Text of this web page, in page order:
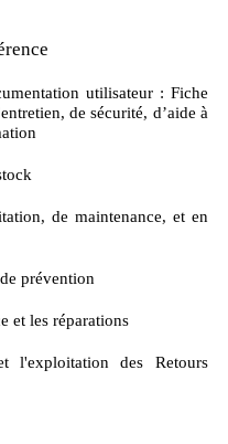
utilisateur : Fiche
de sécurité, d’aide à
de maintenance, et en
prévention
et les réparations
l'exploitation des Retours